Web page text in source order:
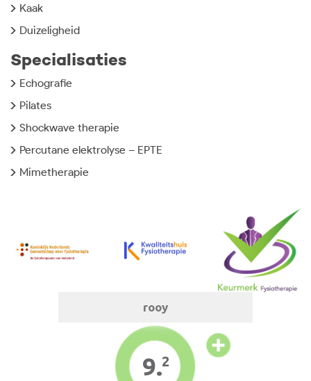
Kaak
Duizeligheid
Specialisaties
Echografie
Pilates
Shockwave therapie
Percutane elektrolyse – EPTE
Mimetherapie